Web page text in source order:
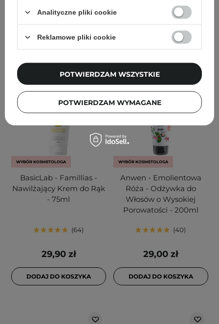
WYBÓR KOSMETOLOGA
BasicLab - Famillias -
Nawilżający Krem do Rąk
- 75ml
64
29,90 zł
DODAJ DO KOSZYKA
WYBÓR KOSMETOLOGA
Anwen - Emolientowa
Róża - Odżywka do
Włosów o Wysokiej
Porowatości - 200ml
40
29,00 zł
DODAJ DO KOSZYKA
Analityczne pliki cookie
Reklamowe pliki cookie
POTWIERDZAM WYMAGANE
POTWIERDZAM WSZYSTKIE